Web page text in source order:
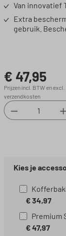
Van innovatief
Extra
gebruik.
Normale prijs:
€ 47,95
Prijzen incl. BTW en excl.
verzendkosten
Kies je
€ 34,97
€ 47,97